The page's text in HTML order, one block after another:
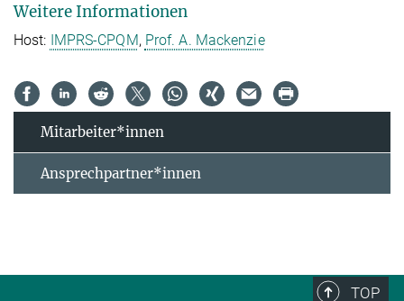
Weitere Informationen
Host: IMPRS-CPQM, Prof. A. Mackenzie
Mitarbeiter*innen
Ansprechpartner*innen
TOP